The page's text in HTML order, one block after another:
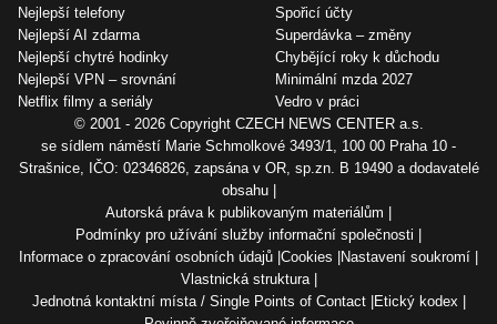
Nejlepší telefony
Nejlepší AI zdarma
Nejlepší chytré hodinky
Nejlepší VPN – srovnání
Netflix filmy a seriály
Spořicí účty
Superdávka – změny
Chybějící roky k důchodu
Minimální mzda 2027
Vedro v práci
© 2001 - 2026 Copyright CZECH NEWS CENTER a.s.
se sídlem náměstí Marie Schmolkové 3493/1, 100 00 Praha 10 -
Strašnice, IČO: 02346826, zapsána v OR, sp.zn. B 19490 a dodavatelé
obsahu
Autorská práva k publikovaným materiálům
Podmínky pro užívání služby informační společnosti
Informace o zpracování osobních údajů Cookies Nastavení soukromí
Vlastnická struktura
Jednotná kontaktní místa / Single Points of Contact Etický kodex